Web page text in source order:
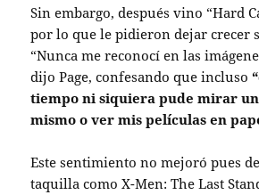
Sin embargo, después vino “Hard
por lo que le pidieron dejar crecer
“Nunca me reconocí en las
dijo Page, confesando que incluso
tiempo ni siquiera pude mirar
mismo o ver mis películas en
Este sentimiento no mejoró pues
taquilla como X-Men: The Last